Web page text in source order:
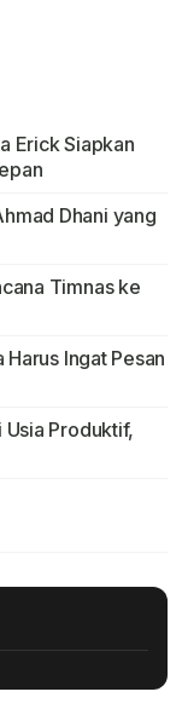
Erick Siapkan
Dhani yang
Timnas ke
Ingat Pesan
Usia Produktif,